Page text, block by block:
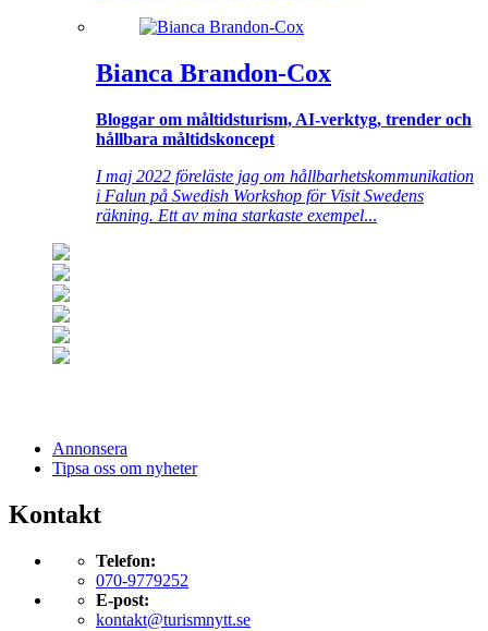
Bianca Brandon-Cox
Bloggar om måltidsturism, AI-verktyg, trender och
hållbara måltidskoncept
I maj 2022 föreläste jag om hållbarhetskommunikation
i Falun på Swedish Workshop för Visit Swedens
räkning. Ett av mina starkaste exempel...
Annonsera
Tipsa oss om nyheter
Kontakt
Telefon:
070-9779252
E-post:
kontakt@turismnytt.se